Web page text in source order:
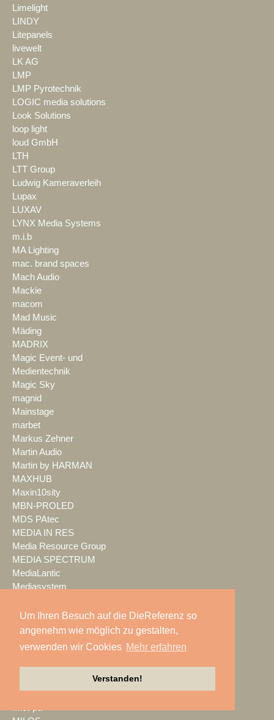
Um Ihren Besuch auf die DieReferenz so
angenehm wie möglich zu gestalten,
verwenden wir Cookies Mehr erfahren
Verstanden!
Limelight
LINDY
Litepanels
livewelt
LK AG
LMP
LMP Pyrotechnik
LOGIC media solutions
Look Solutions
loop light
loud GmbH
LTH
LTT Group
Ludwig Kameraverleih
Lupax
LUXAV
LYNX Media Systems
m.i.b
MA Lighting
mac. brand spaces
Mach Audio
Mackie
macom
Mad Music
Mäding
MADRIX
Magic Event- und
Medientechnik
Magic Sky
magnid
Mainstage
marbet
Markus Zehner
Martin Audio
Martin by HARMAN
MAXHUB
Maxin10sity
MBN-PROLED
MDS PAtec
MEDIA IN RES
Media Resource Group
MEDIA SPECTRUM
MediaLantic
Mediasystem
MEEVI-rent
Mega Audio
Merging Technologies